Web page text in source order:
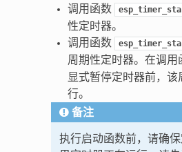
调用函数
性定时器。
调用函数
周期性定时器。在调用
显式暂停定时器前，
行。
备注
执行启动函数前，请确